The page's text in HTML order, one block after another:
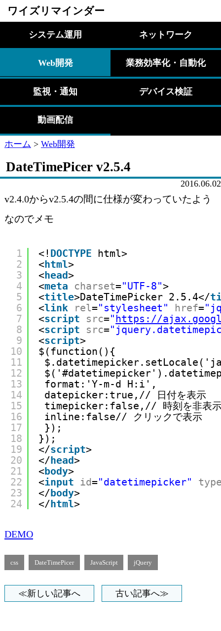
ワイズリマインダー
システム運用 ネットワーク
Web開発 業務効率化・自動化
監視・通知 デバイス検証
動画配信
ホーム > Web開発
DateTimePicer v2.5.4
2016.06.02
v2.4.0からv2.5.4の間に仕様が変わっていたよう
なのでメモ
1
2
3
4
5
6
7
8
9
10
11
12
13
14
15
16
17
18
19
20
21
22
23
24
<! DOCTYPE html>
<html>
<head>
<meta charset="UTF-8">
<title>DateTimePicker 2.5.4</
<link rel="stylesheet" href=
<script src="https://
<script src=
<script>
$(function(){
format:'Y-m-d H:i',
datepicker:true,// 日付を表示
timepicker:false,// 時刻を非表
inline:false// クリックで表示
});
});
</script>
</head>
<body>
<input id="datetimepicker"
</body>
</html>
DEMO
css DateTimePicer JavaScript jQuery
≪新しい記事へ 古い記事へ≫